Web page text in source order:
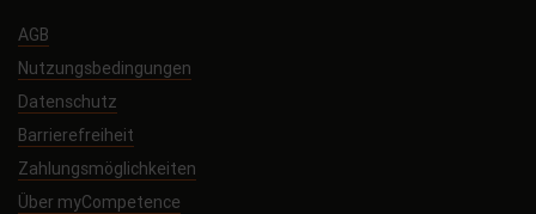
AGB
Nutzungsbedingungen
Datenschutz
Barrierefreiheit
Zahlungsmöglichkeiten
Über myCompetence